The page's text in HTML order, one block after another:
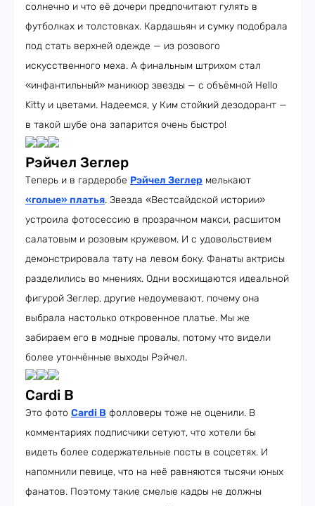
солнечно и что её дочери предпочитают гулять в
футболках и толстовках. Кардашьян и сумку подобрала
под стать верхней одежде — из розового
искусственного меха. А финальным штрихом стал
«инфантильный» маникюр звезды — с объёмной Hello
Kitty и цветами. Надеемся, у Ким стойкий дезодорант —
в такой шубе она запарится очень быстро!
Рэйчел Зеглер
Теперь и в гардеробе Рэйчел Зеглер мелькают
«голые» платья. Звезда «Вестсайдской истории»
устроила фотосессию в прозрачном макси, расшитом
салатовым и розовым кружевом. И с удовольствием
демонстрировала тату на левом боку. Фанаты актрисы
разделились во мнениях. Одни восхищаются идеальной
фигурой Зеглер, другие недоумевают, почему она
выбрала настолько откровенное платье. Мы же
забираем его в модные провалы, потому что видели
более утончённые выходы Рэйчел.
Cardi B
Это фото Cardi B фолловеры тоже не оценили. В
комментариях подписчики сетуют, что хотели бы
видеть более содержательные посты в соцсетях. И
напомнили певице, что на неё равняются тысячи юных
фанатов. Поэтому такие смелые кадры не должны